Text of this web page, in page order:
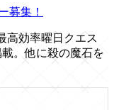
募集！
高効率曜日クエス
。他に殺の魔石を